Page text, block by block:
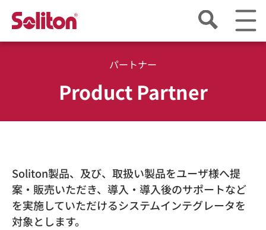
パートナー
Product Partner
Soliton製品、及び、取扱い製品をユーザ様へ提
案・販売いただき、導入・導入後のサポートなど
を実施していただけるシステムインテグレータを
対象とします。